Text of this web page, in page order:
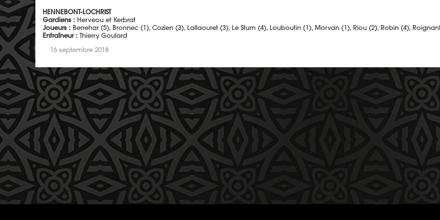
HENNEBONT-LOCHRIST
Gardiens : Herveou et Kerbrat
Joueurs : Berrehar (5), Bronnec (1), Cozien (3), Lallaouret (3), Le Stum (4), Louboutin (1), Morvan (1), Riou (2), Robin (4),
Entraîneur : Thierry Goulard
16 septembre 2018